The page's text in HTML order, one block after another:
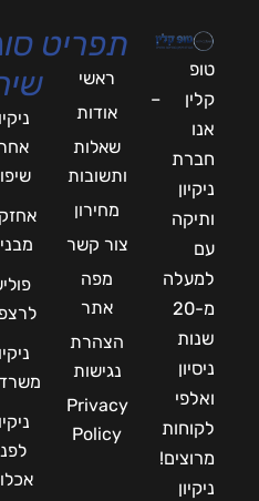
טופ
קלין –
אנו
חברת
ניקיון
ותיקה
עם
למעלה
מ-20
שנות
ניסיון
ואלפי
לקוחות
מרוצים!
ניקיון
תפריט
ראשי
אודות
שאלות
ותשובות
מחירון
צור קשר
מפה
אתר
הצהרת
נגישות
Privacy
Policy